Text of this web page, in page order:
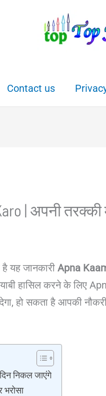
Contact us
| अपनी
यह जानकारीApna
हासिल करने के लिए
हो सकता है आपकी
निकल जाएंगे